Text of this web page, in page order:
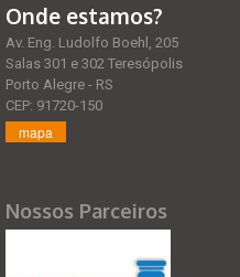
Onde estamos?
Av. Eng. Ludolfo Boehl, 205
Salas 301 e 302 Teresópolis
Porto Alegre - RS
CEP: 91720-150
mapa
Nossos Parceiros